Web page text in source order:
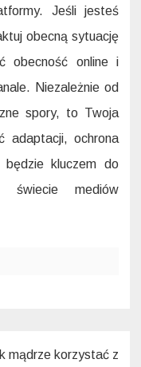
Jeśli jesteś
obecną sytuację
obecność online i
Niezależnie od
spory, to Twoja
adaptacji, ochrona
kluczem do
świecie mediów
mądrze korzystać z